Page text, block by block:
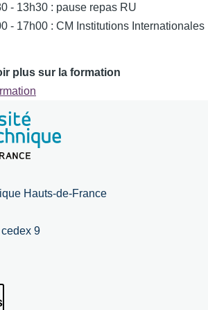
- 13h30 : pause repas RU
- 17h00 : CM Institutions Internationales
plus sur la formation
Hauts-de-France
9